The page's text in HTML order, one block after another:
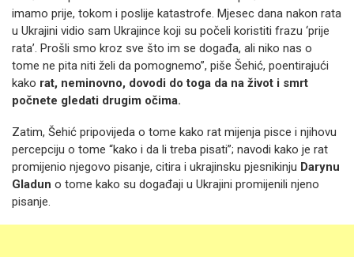
imamo prije, tokom i poslije katastrofe. Mjesec dana nakon rata
u Ukrajini vidio sam Ukrajince koji su počeli koristiti frazu ‘prije
rata’. Prošli smo kroz sve što im se događa, ali niko nas o
tome ne pita niti želi da pomognemo”, piše Šehić, poentirajući
kako rat, neminovno, dovodi do toga da na život i smrt
počnete gledati drugim očima.
Zatim, Šehić pripovijeda o tome kako rat mijenja pisce i njihovu
percepciju o tome “kako i da li treba pisati”; navodi kako je rat
promijenio njegovo pisanje, citira i ukrajinsku pjesnikinju Darynu
Gladun o tome kako su događaji u Ukrajini promijenili njeno
pisanje.